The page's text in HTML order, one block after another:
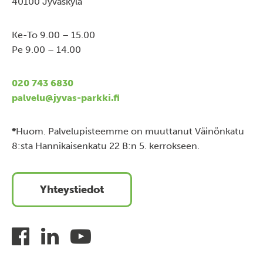
Ke-To 9.00 – 15.00
Pe 9.00 – 14.00
020 743 6830
palvelu@jyvas-parkki.fi
*Huom. Palvelupisteemme on muuttanut Väinönkatu
8:sta Hannikaisenkatu 22 B:n 5. kerrokseen.
Yhteystiedot